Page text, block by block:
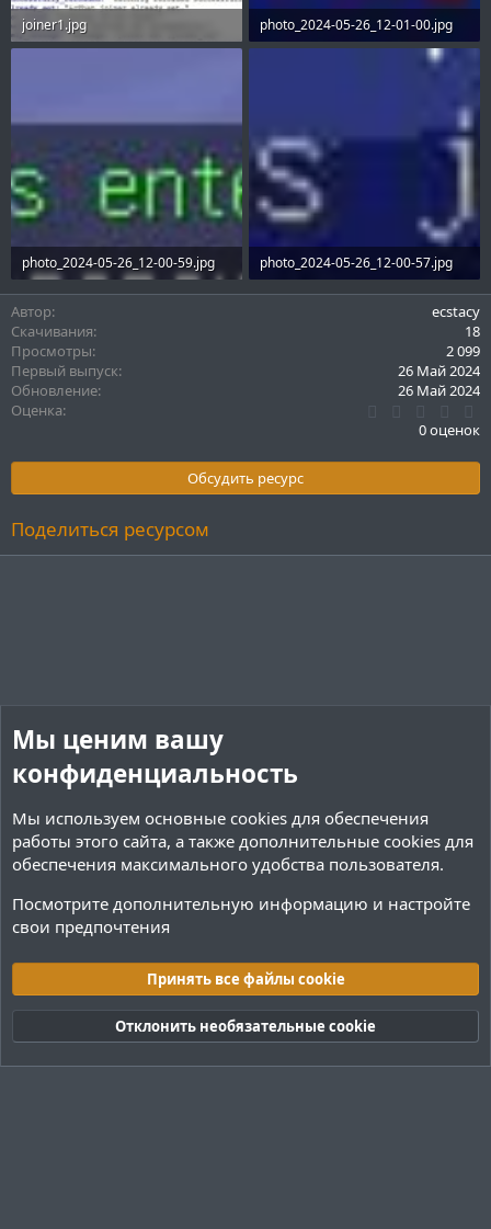
joiner1.jpg
photo_2024-05-26_12-01-00.jpg
photo_2024-05-26_12-00-59.jpg
7.5 KB · Просмотры: 173
photo_2024-05-26_12-00-57.jpg
4.1 KB · Просмотры: 178
Автор
ecstacy
Скачивания
18
Просмотры
2 099
Первый выпуск
26 Май 2024
Обновление
26 Май 2024
Оценка
0
0
в
0 оценок
Обсудить ресурс
Поделиться ресурсом
Cookies Тёмная (2020)
Русский (RU)
Обратная связь
Условия и правила
Политика конфиденциальности
Помощь
R
Мы ценим вашу
конфиденциальность
Мы используем основные cookies для обеспечения
работы этого сайта, а также дополнительные cookies для
обеспечения максимального удобства пользователя.
Посмотрите дополнительную информацию и настройте
свои предпочтения
Принять все файлы cookie
Отклонить необязательные cookie